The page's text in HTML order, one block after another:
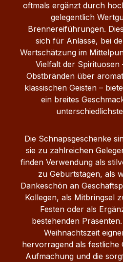
oftmals ergänzt durch
gelegentlich
Brennereiführungen.
sich für Anlässe, bei
Wertschätzung im
Vielfalt der
Obstbränden über
klassischen Geisten –
ein breites
Die Schnapsgeschenke
sie zu zahlreichen
finden Verwendung als
zu Geburtstagen, als
Dankeschön an
Kollegen, als Mitbringsel
Festen oder als
bestehenden
Weihnachtszeit
hervorragend als festliche
Aufmachung und die